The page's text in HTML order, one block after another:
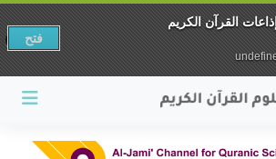
القرآن الكريم
فتح